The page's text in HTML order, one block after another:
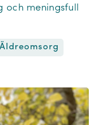
meningsfull
Äldreomsorg